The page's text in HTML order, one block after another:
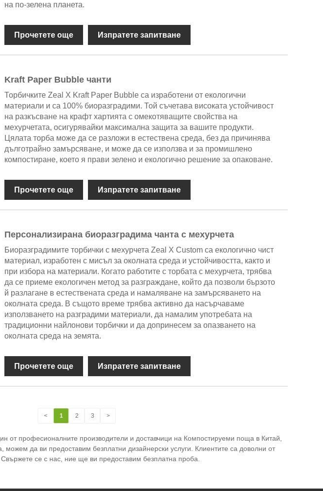
на по-зелена планета.
Прочетете още Изпратете запитване
Kraft Paper Bubble чанти
Торбичките Zeal X Kraft Paper Bubble са изработени от екологични
материали и са 100% биоразградими. Той съчетава високата устойчивост
на разкъсване на крафт хартията с омекотяващите свойства на
мехурчетата, осигурявайки максимална защита за вашите продукти.
Цялата торба може да се разложи в естествена среда, без да причинява
дълготрайно замърсяване, и може да се използва и за промишлено
компостиране, което я прави зелено и екологично решение за опаковане.
Прочетете още Изпратете запитване
Персонализирана биоразградима чанта с мехурчета
Биоразградимите торбички с мехурчета Zeal X Custom са екологично чист
материал, изработен с мисъл за околната среда и устойчивостта, както и
при избора на материали. Когато работите с торбата с мехурчета, трябва
да се приеме екологичен метод за разграждане, който да позволи бързото
й разлагане в естествената среда и намаляване на замърсяването на
околната среда. В същото време трябва активно да насърчаваме
използването на разградими материали, да намалим употребата на
традиционни найлонови торбички и да допринесем за опазването на
околната среда на земята.
Прочетете още Изпратете запитване
< 1 2 3 >
от професионалните производители и доставчици на Компостируеми поща в Китай,
да ви предоставим безплатни дизайнерски услуги. Клиентите са доволни от
се с нас, ние ще ви предоставим безплатна проба.